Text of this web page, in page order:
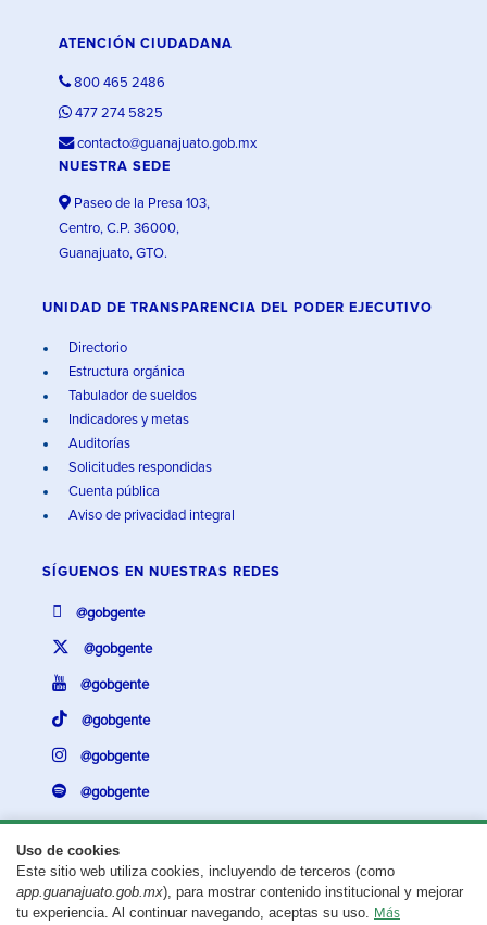
Uso de cookies
Este sitio web utiliza cookies, incluyendo de terceros (como
app.guanajuato.gob.mx), para mostrar contenido institucional y mejorar
tu experiencia. Al continuar navegando, aceptas su uso. Más
ATENCIÓN CIUDADANA
800 465 2486
477 274 5825
contacto@guanajuato.gob.mx
NUESTRA SEDE
Paseo de la Presa 103,
Centro, C.P. 36000,
Guanajuato, GTO.
UNIDAD DE TRANSPARENCIA DEL PODER EJECUTIVO
Directorio
Estructura orgánica
Tabulador de sueldos
Indicadores y metas
Auditorías
Solicitudes respondidas
Cuenta pública
Aviso de privacidad integral
SÍGUENOS EN NUESTRAS REDES
@gobgente
@gobgente
@gobgente
@gobgente
@gobgente
@gobgente
¿Existe algún problema con esta página?Repórtalo aquí.